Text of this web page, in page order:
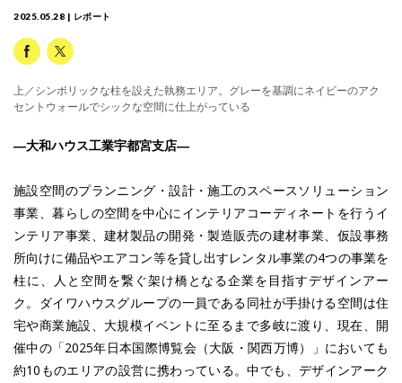
2025.05.28 | レポート
上／シンボリックな柱を設えた執務エリア。グレーを基調にネイビーのアク
セントウォールでシックな空間に仕上がっている
―大和ハウス工業宇都宮支店―
施設空間のプランニング・設計・施工のスペースソリューション
事業、暮らしの空間を中心にインテリアコーディネートを行うイ
ンテリア事業、建材製品の開発・製造販売の建材事業、仮設事務
所向けに備品やエアコン等を貸し出すレンタル事業の4つの事業を
柱に、人と空間を繋ぐ架け橋となる企業を目指すデザインアー
ク。ダイワハウスグループの一員である同社が手掛ける空間は住
宅や商業施設、大規模イベントに至るまで多岐に渡り、現在、開
催中の「2025年日本国際博覧会（大阪・関西万博）」においても
約10ものエリアの設営に携わっている。中でも、デザインアーク